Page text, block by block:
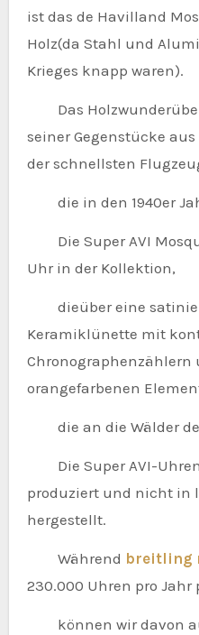
ist das de Havilland
Holz(da Stahl und
Krieges knapp waren).
Das
seiner Gegenstücke
der schnellsten
die in den 1940er
Die Super AVI
Uhr in der Kollektion,
dieüber eine
Keramiklünette mit
Chronographenzählern
orangefarbenen
die an die Wälder
Die Super AVI-
produziert und nicht in
hergestellt.
Während breitling
230.000 Uhren pro Jahr
können wir davon